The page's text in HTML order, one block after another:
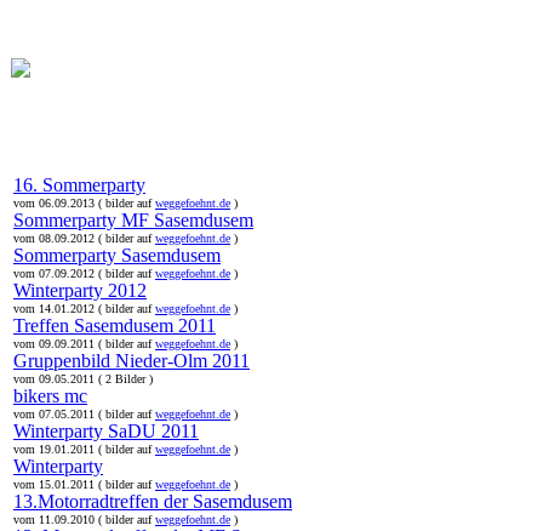
16. Sommerparty
vom 06.09.2013 ( bilder aufweggefoehnt.de )
Sommerparty MF Sasemdusem
vom 08.09.2012 ( bilder aufweggefoehnt.de )
Sommerparty Sasemdusem
vom 07.09.2012 ( bilder aufweggefoehnt.de )
Winterparty 2012
vom 14.01.2012 ( bilder aufweggefoehnt.de )
Treffen Sasemdusem 2011
vom 09.09.2011 ( bilder aufweggefoehnt.de )
Gruppenbild Nieder-Olm 2011
vom 09.05.2011 ( 2 Bilder )
bikers mc
vom 07.05.2011 ( bilder aufweggefoehnt.de )
Winterparty SaDU 2011
vom 19.01.2011 ( bilder aufweggefoehnt.de )
Winterparty
vom 15.01.2011 ( bilder aufweggefoehnt.de )
13.Motorradtreffen der Sasemdusem
vom 11.09.2010 ( bilder aufweggefoehnt.de )